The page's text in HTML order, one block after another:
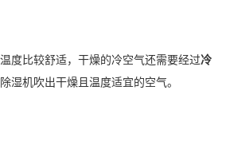
比较舒适，干燥的冷空气还需要经过冷
湿机吹出干燥且温度适宜的空气。